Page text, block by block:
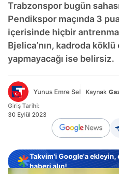
Trabzonspor bugün
Pendikspor maçında 3
içerisinde hiçbir
Bjelica’nın, kadroda
yapmayacağı ise belirsiz.
Yunus Emre Sel Kaynak
Giriş Tarihi:
30 Eylül 2023
Takvim'i Google'a
haberi alın!